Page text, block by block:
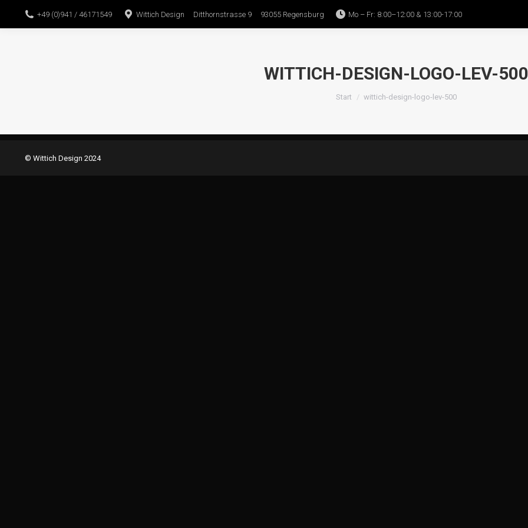
+49 (0)941 / 46171549 Wittich Design Ditthornstrasse 9 93055 Regensburg Mo – Fr: 8:00–12:00 & 13:00-17:00
WITTICH-DESIGN-LOGO-LEV-500
Sie befinden sich hier:
Start wittich-design-logo-lev-500
© Wittich Design 2024
Home WITO All-in-one